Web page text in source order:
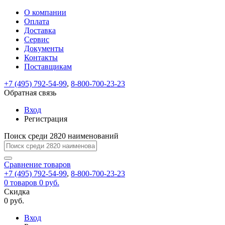
ВходРегистрация
Только
test@example.com
отправлена
по
ней
для
регистрации.
Ок
Только
Запомнить
меня
Забыли
Восстановление
пароля
Заполните
форму.
Мы
отправим
ссылку
на
указанный
электронный
адрес,
перейдя
по
которой
вы
новый
На
вашу
test@test.ru
отправлена
ссылка.
Перейдите
по
для
смены
пароля.
Введите
новый
пароль
Сменить
Пароль
успешно
Войти
Обратная
связь
Сообщение
пользовательского
соглашения
Ваше
сообщение
успешно
О компании
Оплата
Доставка
Сервис
Документы
Контакты
Поставщикам
+7 (495) 792-54-99, 8-800-700-23-23
Обратная связь
Вход
Регистрация
Поиск среди 2820 наименований
Сравнение товаров
+7 (495) 792-54-99, 8-800-700-23-23
0 товаров 0 руб.
Скидка
0 руб.
Вход